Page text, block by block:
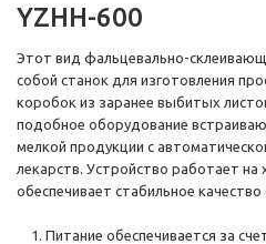
YZHH-600
Этот вид фальцевально-
собой станок для изготовления
коробок из заранее выбитых
подобное оборудование
мелкой продукции с
лекарств. Устройство работает на
обеспечивает стабильное
Питание обеспечивается за